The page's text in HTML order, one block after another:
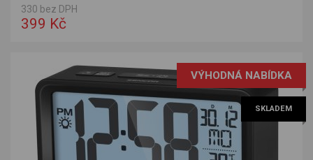
330 bez DPH
399 Kč
VÝHODNÁ NABÍDKA
SKLADEM